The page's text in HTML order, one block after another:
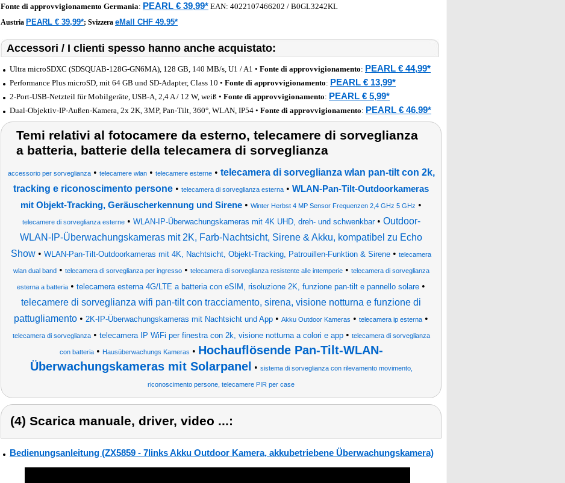
Fonte di approvvigionamento Germania: PEARL € 39,99* EAN: 4022107466202 / B0GL3242KL
Austria PEARL € 39,99*; Svizzera eMall CHF 49.95*
Accessori / I clienti spesso hanno anche acquistato:
Ultra microSDXC (SDSQUAB-128G-GN6MA), 128 GB, 140 MB/s, U1 / A1 • Fonte di approvvigionamento: PEARL € 44,99*
Performance Plus microSD, mit 64 GB und SD-Adapter, Class 10 • Fonte di approvvigionamento: PEARL € 13,99*
2-Port-USB-Netzteil für Mobilgeräte, USB-A, 2,4 A / 12 W, weiß • Fonte di approvvigionamento: PEARL € 5,99*
Dual-Objektiv-IP-Außen-Kamera, 2x 2K, 3MP, Pan-Tilt, 360°, WLAN, IP54 • Fonte di approvvigionamento: PEARL € 46,99*
Temi relativi al fotocamere da esterno, telecamere di sorveglianza
a batteria, batterie della telecamera di sorveglianza
accessorio per sorveglianza• telecamere wlan• telecamere esterne• telecamera di sorveglianza wlan pan-tilt con 2k,
tracking e riconoscimento persone • telecamera di sorveglianza esterna • WLAN-Pan-Tilt-Outdoorkameras
mit Objekt-Tracking, Geräuscherkennung und Sirene • Winter Herbst 4 MP Sensor Frequenzen 2,4 GHz 5 GHz •
telecamere di sorveglianza esterne• WLAN-IP-Überwachungskameras mit 4K UHD, dreh- und schwenkbar• Outdoor-
WLAN-IP-Überwachungskameras mit 2K, Farb-Nachtsicht, Sirene & Akku, kompatibel zu Echo
Show • WLAN-Pan-Tilt-Outdoorkameras mit 4K, Nachtsicht, Objekt-Tracking, Patrouillen-Funktion & Sirene • telecamera
wlan dual band• telecamera di sorveglianza per ingresso• telecamera di sorveglianza resistente alle intemperie• telecamera di sorveglianza
esterna a batteria • telecamera esterna 4G/LTE a batteria con eSIM, risoluzione 2K, funzione pan-tilt e pannello solare •
telecamere di sorveglianza wifi pan-tilt con tracciamento, sirena, visione notturna e funzione di
pattugliamento • 2K-IP-Überwachungskameras mit Nachtsicht und App • Akku Outdoor Kameras • telecamera ip esterna •
telecamera di sorveglianza• telecamera IP WiFi per finestra con 2k, visione notturna a colori e app• telecamera di sorveglianza
con batteria• Hausüberwachungs Kameras • Hochauflösende Pan-Tilt-WLAN-
Überwachungskameras mit Solarpanel
• sistema di sorveglianza con rilevamento movimento,
riconoscimento persone, telecamere PIR per case
(4) Scarica manuale, driver, video ...:
Bedienungsanleitung (ZX5859 - 7links Akku Outdoor Kamera, akkubetriebene Überwachungskamera)